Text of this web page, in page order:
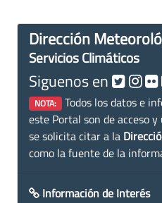
Dirección
Servicios Climáticos
Siguenos en
NOTA: Todos los datos e
este Portal son de acceso
se solicita citar a la
como la fuente de la
Información de Interés